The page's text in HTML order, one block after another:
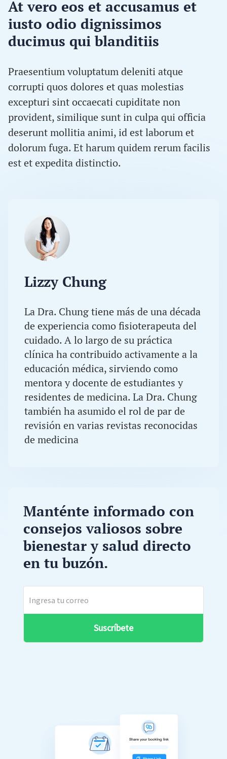
At vero eos et accusamus et
iusto odio dignissimos
ducimus qui blanditiis
Praesentium voluptatum deleniti atque
corrupti quos dolores et quas molestias
excepturi sint occaecati cupiditate non
provident, similique sunt in culpa qui officia
deserunt mollitia animi, id est laborum et
dolorum fuga. Et harum quidem rerum facilis
est et expedita distinctio.
Lizzy Chung
La Dra. Chung tiene más de una década
de experiencia como fisioterapeuta del
cuidado. A lo largo de su práctica
clínica ha contribuido activamente a la
educación médica, sirviendo como
mentora y docente de estudiantes y
residentes de medicina. La Dra. Chung
también ha asumido el rol de par de
revisión en varias revistas reconocidas
de medicina
Manténte informado con
consejos valiosos sobre
bienestar y salud directo
en tu buzón.
Suscríbete